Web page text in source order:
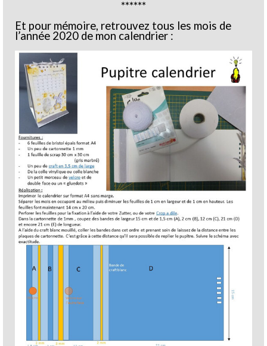
******
Et pour mémoire, retrouvez tous les mois de
l’année 2020 de mon calendrier :